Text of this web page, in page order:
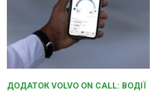
ДОДАТОК VOLVO ON CALL: ВОДІЇ